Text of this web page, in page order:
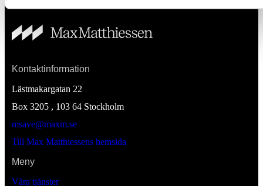
Kontaktinformation
Lästmakargatan 22
Box 3205 , 103 64 Stockholm
msave@maxm.se
Till Max Matthiessens hemsida
Meny
Våra tjänster